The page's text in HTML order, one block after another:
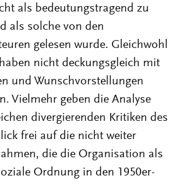
als bedeutungstragend zu
als solche von den
gelesen wurde. Gleichwohl
nicht deckungsgleich mit
und Wunschvorstellungen
Vielmehr geben die Analyse
divergierenden Kritiken des
frei auf die nicht weiter
die die Organisation als
Ordnung in den 1950er-